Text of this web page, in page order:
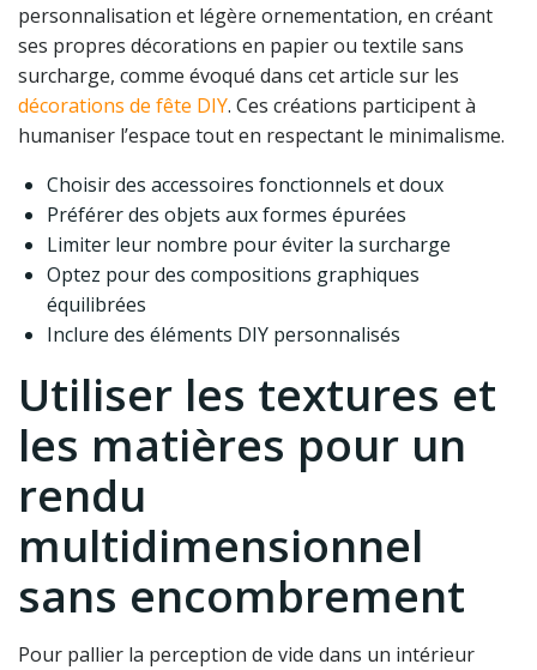
personnalisation et légère ornementation, en créant
ses propres décorations en papier ou textile sans
surcharge, comme évoqué dans cet article sur les
décorations de fête DIY. Ces créations participent à
humaniser l’espace tout en respectant le minimalisme.
Choisir des accessoires fonctionnels et doux
Préférer des objets aux formes épurées
Limiter leur nombre pour éviter la surcharge
Optez pour des compositions graphiques
équilibrées
Inclure des éléments DIY personnalisés
Utiliser les textures et
les matières pour un
rendu
multidimensionnel
sans encombrement
Pour pallier la perception de vide dans un intérieur